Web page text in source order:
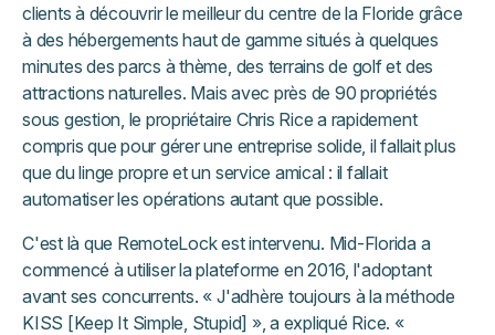
clients à découvrir le meilleur du centre de la Floride grâce
à des hébergements haut de gamme situés à quelques
minutes des parcs à thème, des terrains de golf et des
attractions naturelles. Mais avec près de 90 propriétés
sous gestion, le propriétaire Chris Rice a rapidement
compris que pour gérer une entreprise solide, il fallait plus
que du linge propre et un service amical : il fallait
automatiser les opérations autant que possible.
C'est là que RemoteLock est intervenu. Mid-Florida a
commencé à utiliser la plateforme en 2016, l'adoptant
avant ses concurrents. « J'adhère toujours à la méthode
KISS [Keep It Simple, Stupid] », a expliqué Rice. «